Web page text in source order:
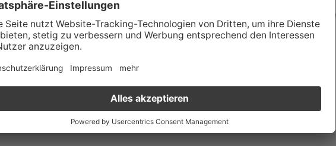
VW Tiguan gebraucht in Hamburg
VW Tiguan gebraucht in Berlin
VW Tiguan Jahreswagen